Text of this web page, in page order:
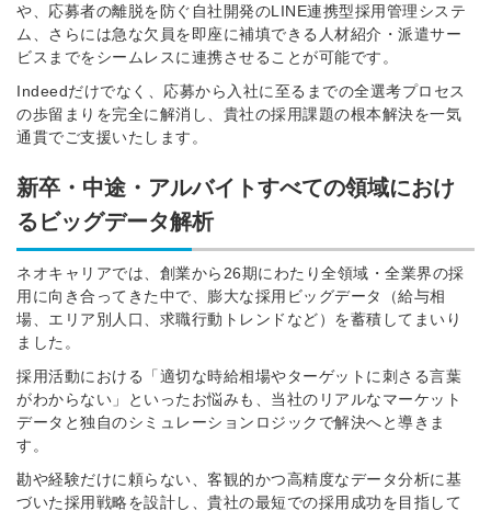
や、応募者の離脱を防ぐ自社開発のLINE連携型採用管理システ
ム、さらには急な欠員を即座に補填できる人材紹介・派遣サー
ビスまでをシームレスに連携させることが可能です。
Indeedだけでなく、応募から入社に至るまでの全選考プロセス
の歩留まりを完全に解消し、貴社の採用課題の根本解決を一気
通貫でご支援いたします。
新卒・中途・アルバイトすべての領域におけ
るビッグデータ解析
ネオキャリアでは、創業から26期にわたり全領域・全業界の採
用に向き合ってきた中で、膨大な採用ビッグデータ（給与相
場、エリア別人口、求職行動トレンドなど）を蓄積してまいり
ました。
採用活動における「適切な時給相場やターゲットに刺さる言葉
がわからない」といったお悩みも、当社のリアルなマーケット
データと独自のシミュレーションロジックで解決へと導きま
す。
勘や経験だけに頼らない、客観的かつ高精度なデータ分析に基
づいた採用戦略を設計し、貴社の最短での採用成功を目指して